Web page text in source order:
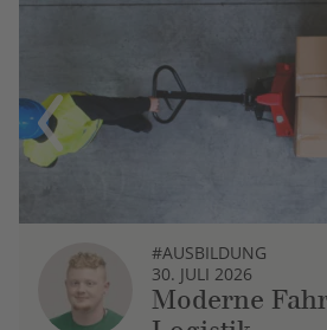
Previous
#AUSBILDUNG
30. JULI 2026
Moderne